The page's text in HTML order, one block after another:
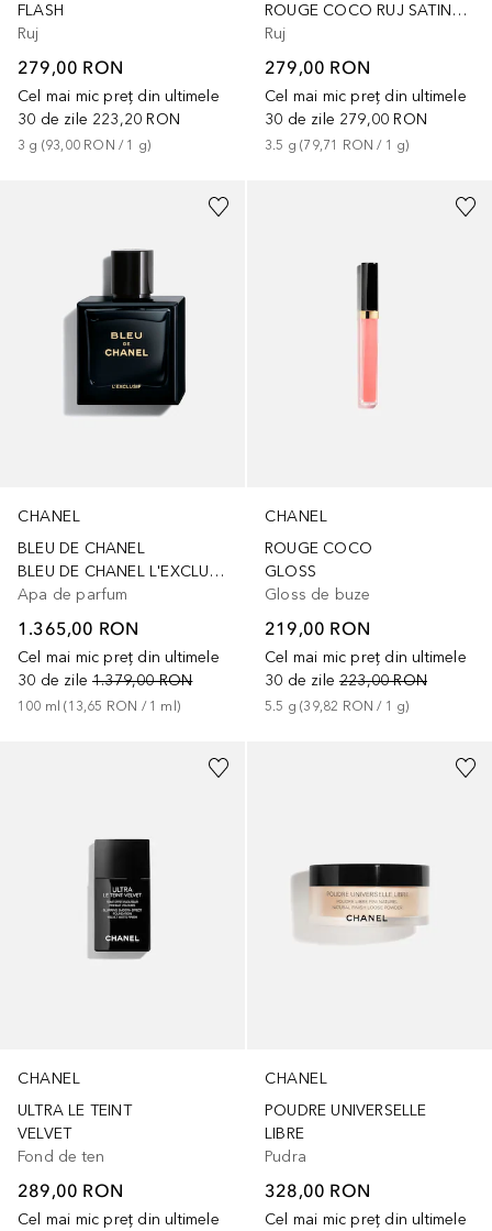
FLASH
Ruj
279,00 RON
Cel mai mic preț din ultimele
30 de zile 223,20 RON
3 g (93,00 RON / 1 g)
ROUGE COCO RUJ SATINAT DE LUNGĂ‚ DURATĂ‚ - ÎNGRIJIRE HIDRATANTA‚ ȘI NETEZITOARE A BUZELOR
Ruj
279,00 RON
Cel mai mic preț din ultimele
30 de zile 279,00 RON
3.5 g (79,71 RON / 1 g)
CHANEL
BLEU DE CHANEL
BLEU DE CHANEL L'EXCLUSIF
Apa de parfum
1.365,00 RON
Cel mai mic preț din ultimele
30 de zile 1.379,00 RON
100 ml (13,65 RON / 1 ml )
CHANEL
ROUGE COCO
GLOSS
Gloss de buze
219,00 RON
Cel mai mic preț din ultimele
30 de zile 223,00 RON
5.5 g (39,82 RON / 1 g)
+
CHANEL
ULTRA LE TEINT
VELVET
Fond de ten
289,00 RON
Cel mai mic preț din ultimele
CHANEL
POUDRE UNIVERSELLE
LIBRE
Pudra
328,00 RON
Cel mai mic preț din ultimele